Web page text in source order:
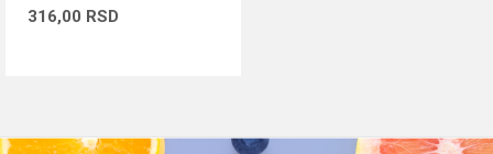
316,00 RSD